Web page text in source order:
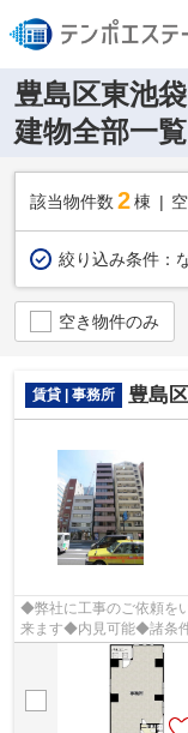
豊島区東池
建物全部一覧
該当物件数 2棟
絞り込み条件：
空き物件のみ
賃貸 | 事務所 豊島
◆弊社に工事のご依頼を
来ます◆内見可能◆諸条
可能です◆業種・ご希望